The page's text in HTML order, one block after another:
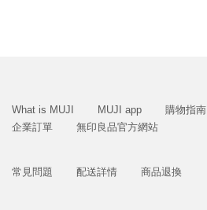
What is MUJI MUJI app 購物指南
企業訂單
無印良品官方網站
常見問題 配送詳情 商品退換